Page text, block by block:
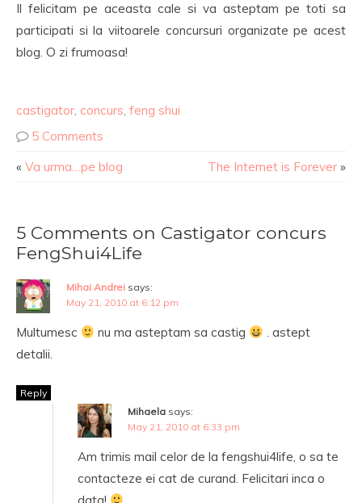
Il felicitam pe aceasta cale si va asteptam pe toti sa
participati si la viitoarele concursuri organizate pe acest
blog. O zi frumoasa!
castigator, concurs, feng shui
5 Comments
« Va urma…pe blog The Internet is Forever »
5 Comments on Castigator concurs
FengShui4Life
Mihai Andrei says:
May 21, 2010 at 6:12 pm
Multumesc nu ma asteptam sa castig
. astept
detalii.
Reply
Mihaela says:
May 21, 2010 at 6:33 pm
Am trimis mail celor de la fengshui4life, o sa te
contacteze ei cat de curand. Felicitari inca o